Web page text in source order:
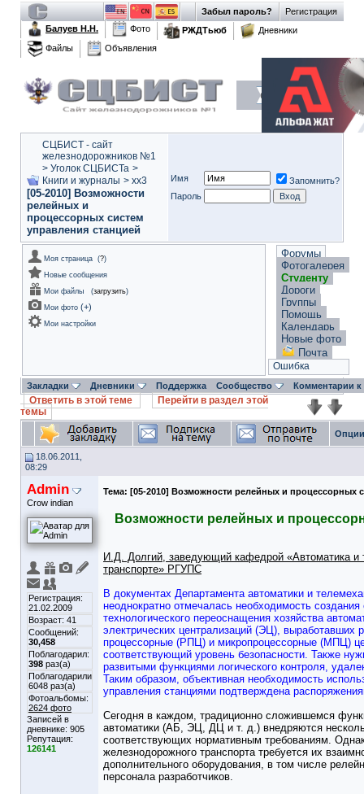
Регистрация
Забыл пароль?
Балуев Н.Н.
Фото РЖДТьюб
Дневники
Файлы
Объявления
СЦБИСТ - сайт
железнодорожников №1
> Уголок СЦБИСТа >
Книги и журналы > xx3
[05-2010] Возможности
релейных и
процессорных систем
управления станцией
Имя
Запомнить?
Пароль
Моя страница (?)
Новые сообщения
Мои файлы
(загрузить)
Мои фото (+)
Мои настройки
Форумы
Фотогалерея
Студенту
Дороги
Группы
Помощь
Календарь
Новые фото
Почта
Ошибка
Закладки Дневники Поддержка Сообщество Комментарии
Ответить в этой теме
Перейти в раздел этой
темы
18.06.2011,
08:29
Admin
Crow indian
Регистрация:
21.02.2009
Возраст: 41
Сообщений:
30,458
Поблагодарил:
398 раз(а)
Поблагодарили
6048 раз(а)
Фотоальбомы:
2624 фото
Записей в
дневнике: 905
Репутация:
126141
Тема: [05-2010] Возможности релейных и процессорных
Возможности релейных и
И.Д. Долгий, заведующий кафедрой «Автоматика и
транспорте» РГУПС
В документах Департамента автоматики и
неоднократно отмечалась необходимость
технологического переоснащения хозяйства
электрических централизаций (ЭЦ), выработавших
процессорные (РПЦ) и микропроцессорные (МПЦ)
соответствующий уровень безопасности. Также
развитыми функциями логического контроля,
Таким образом, объективная необходимость
управления станциями подтверждена
Сегодня в каждом, традиционно сложившемся
автоматики (АБ, ЭЦ, ДЦ и т. д.) внедряются
соответствующих нормативным требованиям.
железнодорожного транспорта требуется их
дополнительного оборудования, в том числе
персонала разработчиков.